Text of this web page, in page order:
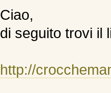
Ciao,
di seguito trovi
http://